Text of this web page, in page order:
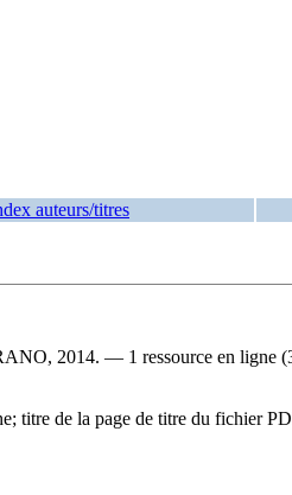
auteurs/titres
2014. — 1 ressource en ligne
titre de la page de titre du fichier